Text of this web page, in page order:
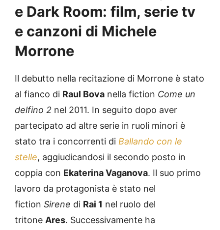
e Dark Room: film, serie tv
e canzoni di Michele
Morrone
Il debutto nella recitazione di Morrone è stato
al fianco di Raul Bova nella fiction Come un
delfino 2 nel 2011. In seguito dopo aver
partecipato ad altre serie in ruoli minori è
stato tra i concorrenti di Ballando con le
stelle, aggiudicandosi il secondo posto in
coppia con Ekaterina Vaganova. Il suo primo
lavoro da protagonista è stato nel
fiction Sirene di Rai 1 nel ruolo del
tritone Ares. Successivamente ha